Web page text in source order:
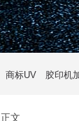
商标UV 胶印机
正文